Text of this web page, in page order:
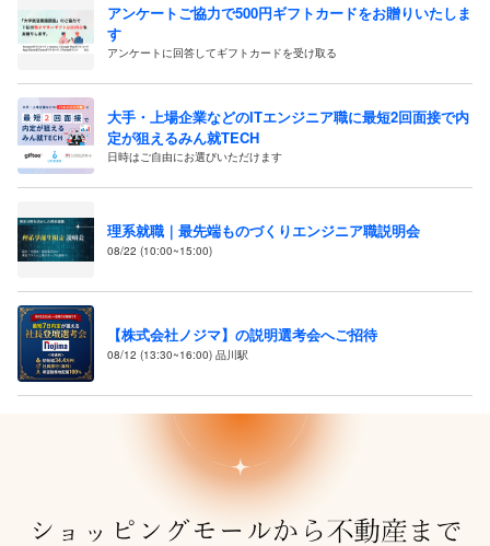
アンケートご協力で500円ギフトカードをお贈りいたしま
す
アンケートに回答してギフトカードを受け取る
大手・上場企業などのITエンジニア職に最短2回面接で内
定が狙えるみん就TECH
日時はご自由にお選びいただけます
理系就職｜最先端ものづくりエンジニア職説明会
08/22 (10:00~15:00)
【株式会社ノジマ】の説明選考会へご招待
08/12 (13:30~16:00) 品川駅